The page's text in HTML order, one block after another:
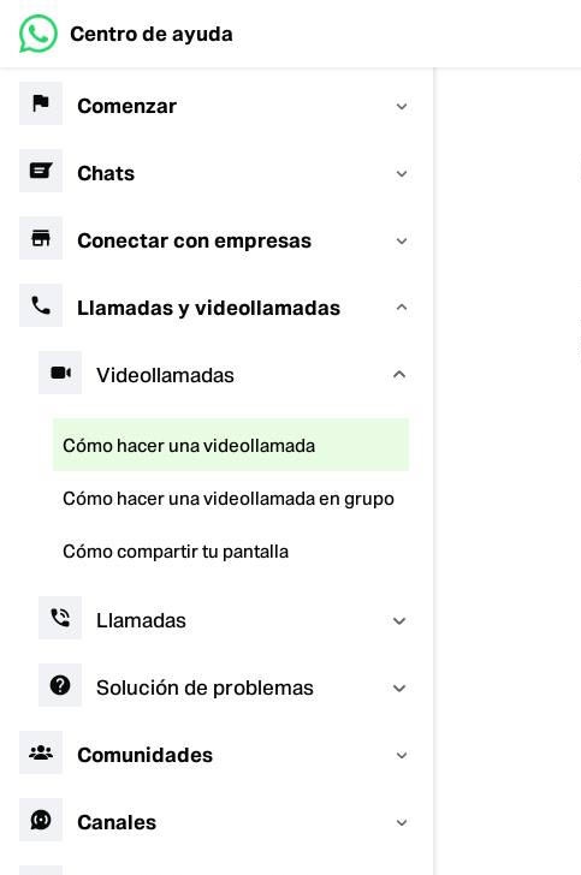
Centro de ayuda
Comenzar
Chats
Conectar con empresas
Llamadas y videollamadas
Videollamadas
Cómo hacer una videollamada
Cómo hacer una videollamada en grupo
Cómo compartir tu pantalla
Llamadas
Solución de problemas
Comunidades
Canales